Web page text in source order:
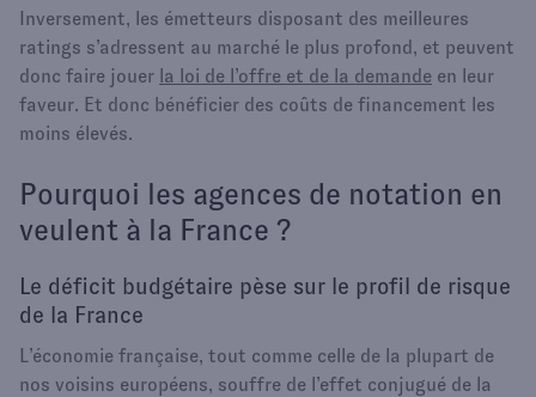
Inversement, les émetteurs disposant des meilleures
ratings s’adressent au marché le plus profond, et peuvent
donc faire jouer la loi de l’offre et de la demande en leur
faveur. Et donc bénéficier des coûts de financement les
moins élevés.
Pourquoi les agences de notation en
veulent à la France ?
Le déficit budgétaire pèse sur le profil de risque
de la France
L’économie française, tout comme celle de la plupart de
nos voisins européens, souffre de l’effet conjugué de la